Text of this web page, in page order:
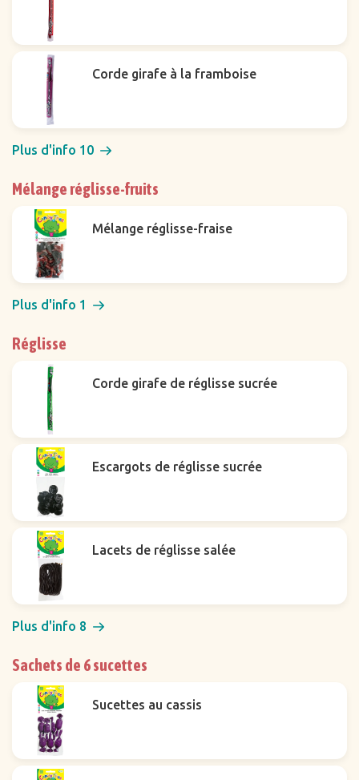
Corde girafe à la framboise
Plus d'info 10
Mélange réglisse-fruits
Mélange réglisse-fraise
Plus d'info 1
Réglisse
Corde girafe de réglisse sucrée
Escargots de réglisse sucrée
Lacets de réglisse salée
Plus d'info 8
Sachets de 6 sucettes
Sucettes au cassis